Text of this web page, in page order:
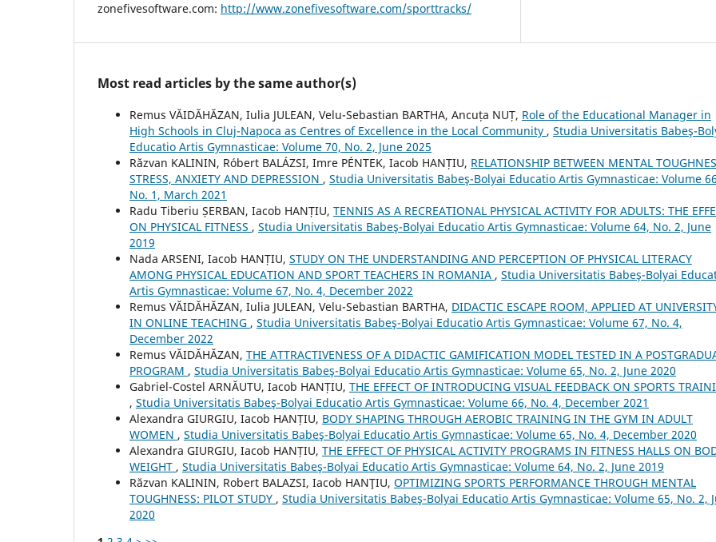
zonefivesoftware.com: http://www.zonefivesoftware.com/sporttracks/
Most read articles by the same author(s)
Remus VĂIDĂHĂZAN, Iulia JULEAN, Velu-Sebastian BARTHA, Ancuța NUȚ, Role of the Educational Manager in
High Schools in Cluj-Napoca as Centres of Excellence in the Local Community , Studia Universitatis Babeş-
Educatio Artis Gymnasticae: Volume 70, No. 2, June 2025
Răzvan KALININ, Róbert BALÁZSI, Imre PÉNTEK, Iacob HANȚIU, RELATIONSHIP BETWEEN MENTAL
STRESS, ANXIETY AND DEPRESSION , Studia Universitatis Babeş-Bolyai Educatio Artis Gymnasticae: Volume
No. 1, March 2021
Radu Tiberiu ȘERBAN, Iacob HANȚIU, TENNIS AS A RECREATIONAL PHYSICAL ACTIVITY FOR ADULTS: THE
ON PHYSICAL FITNESS , Studia Universitatis Babeş-Bolyai Educatio Artis Gymnasticae: Volume 64, No. 2, June
2019
Nada ARSENI, Iacob HANȚIU, STUDY ON THE UNDERSTANDING AND PERCEPTION OF PHYSICAL LITERACY
AMONG PHYSICAL EDUCATION AND SPORT TEACHERS IN ROMANIA , Studia Universitatis Babeş-Bolyai
Artis Gymnasticae: Volume 67, No. 4, December 2022
Remus VĂIDĂHĂZAN, Iulia JULEAN, Velu-Sebastian BARTHA, DIDACTIC ESCAPE ROOM, APPLIED AT
IN ONLINE TEACHING , Studia Universitatis Babeş-Bolyai Educatio Artis Gymnasticae: Volume 67, No. 4,
December 2022
Remus VĂIDĂHĂZAN, THE ATTRACTIVENESS OF A DIDACTIC GAMIFICATION MODEL TESTED IN A
PROGRAM , Studia Universitatis Babeş-Bolyai Educatio Artis Gymnasticae: Volume 65, No. 2, June 2020
Gabriel-Costel ARNĂUTU, Iacob HANȚIU, THE EFFECT OF INTRODUCING VISUAL FEEDBACK ON SPORTS
, Studia Universitatis Babeş-Bolyai Educatio Artis Gymnasticae: Volume 66, No. 4, December 2021
Alexandra GIURGIU, Iacob HANȚIU, BODY SHAPING THROUGH AEROBIC TRAINING IN THE GYM IN ADULT
WOMEN , Studia Universitatis Babeş-Bolyai Educatio Artis Gymnasticae: Volume 65, No. 4, December 2020
Alexandra GIURGIU, Iacob HANȚIU, THE EFFECT OF PHYSICAL ACTIVITY PROGRAMS IN FITNESS HALLS ON
WEIGHT , Studia Universitatis Babeş-Bolyai Educatio Artis Gymnasticae: Volume 64, No. 2, June 2019
Răzvan KALININ, Robert BALAZSI, Iacob HANŢIU, OPTIMIZING SPORTS PERFORMANCE THROUGH MENTAL
TOUGHNESS: PILOT STUDY , Studia Universitatis Babeş-Bolyai Educatio Artis Gymnasticae: Volume 65, No. 2,
2020